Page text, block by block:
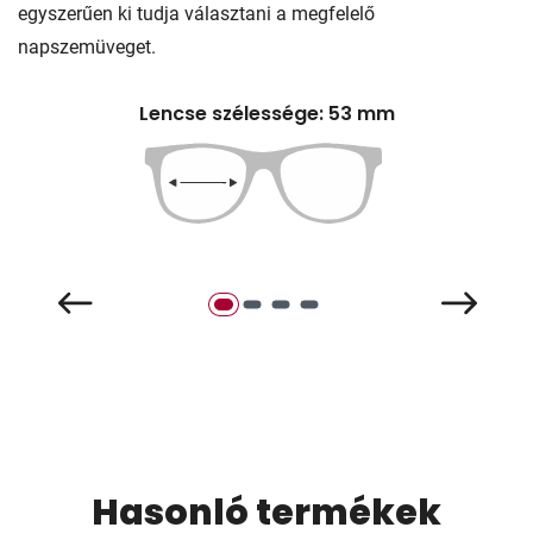
egyszerűen ki tudja választani a megfelelő
napszemüveget.
Lencse szélessége: 53 mm
Hasonló termékek